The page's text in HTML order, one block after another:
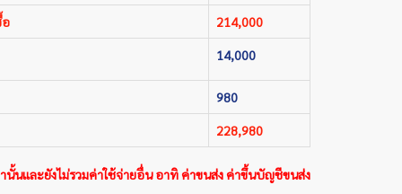
อ 214,000
14,000
980
228,980
นั้นและยังไม่รวมค่าใช้จ่ายอื่น อาทิ ค่าขนส่ง ค่าขึ้นบัญชีขนส่ง